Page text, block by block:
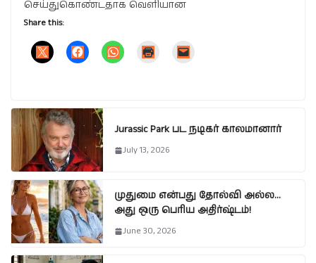
செய்துகொண்டதாக வெளியான
Share this:
Jurassic Park பட நடிகர் காலமானார்
July 13, 2026
முதுமை என்பது தோல்வி அல்ல…
அது ஒரு பெரிய அதிர்ஷ்டம்!
June 30, 2026